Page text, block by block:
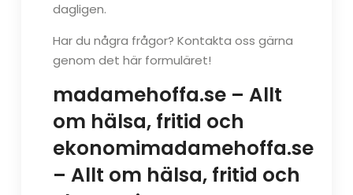
dagligen.
Har du några frågor? Kontakta oss gärna
genom det här formuläret!
madamehoffa.se – Allt
om hälsa, fritid och
ekonomimadamehoffa.se
– Allt om hälsa, fritid och